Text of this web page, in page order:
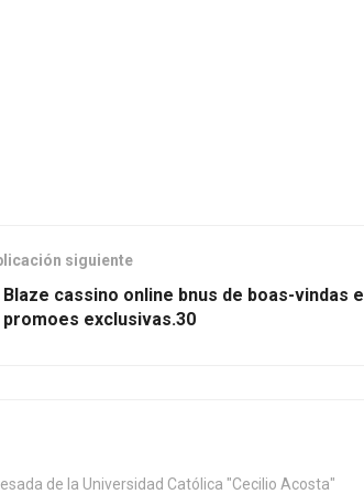
siguiente
Blaze cassino online bnus de boas-vindas e
promoes exclusivas.30
de la Universidad Católica "Cecilio Acosta"